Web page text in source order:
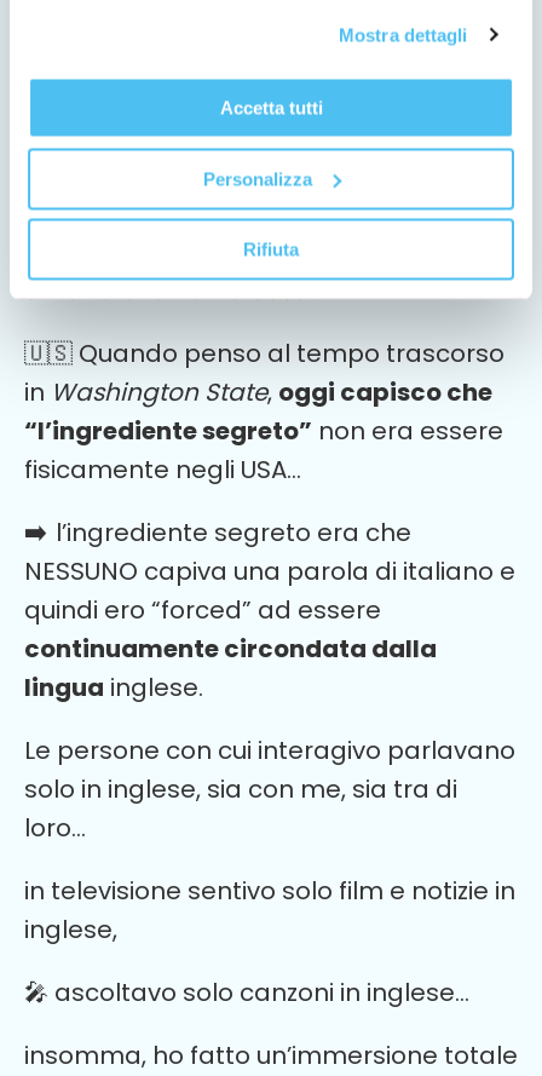
Mostra dettagli
Accetta tutti
Personalizza
Rifiuta
Sicuramente, alla fine della tua
esperienzain the UK, il tuo inglese non
sarà migliorato.
Quindi, come puoi vedere, la
soluzione non è ESSERE all’estero…
si tratta di un’altra cosa.
🇺🇸 Quando penso al tempo trascorso
in Washington State, oggi capisco che
“l’ingrediente segreto” non era essere
fisicamente negli USA…
➡️ l’ingrediente segreto era che
NESSUNO capiva una parola di italiano e
quindi ero “forced” ad essere
continuamente circondata dalla
lingua inglese.
Le persone con cui interagivo parlavano
solo in inglese, sia con me, sia tra di
loro…
in televisione sentivo solo film e notizie in
inglese,
🎤 ascoltavo solo canzoni in inglese…
insomma, ho fatto un’immersione totale